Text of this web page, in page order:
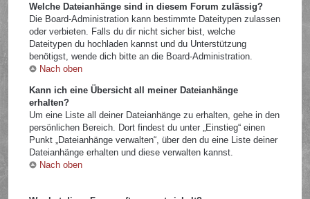
Welche Dateianhänge sind in diesem Forum zulässig?
Die Board-Administration kann bestimmte Dateitypen zulassen
oder verbieten. Falls du dir nicht sicher bist, welche
Dateitypen du hochladen kannst und du Unterstützung
benötigst, wende dich bitte an die Board-Administration.
Nach oben
Kann ich eine Übersicht all meiner Dateianhänge
erhalten?
Um eine Liste all deiner Dateianhänge zu erhalten, gehe in den
persönlichen Bereich. Dort findest du unter „Einstieg“ einen
Punkt „Dateianhänge verwalten“, über den du eine Liste deiner
Dateianhänge erhalten und diese verwalten kannst.
Nach oben